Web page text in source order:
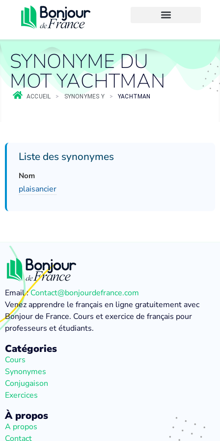
SYNONYME DU
MOT YACHTMAN
ACCUEIL > SYNONYMES Y > YACHTMAN
Liste des synonymes
Nom
plaisancier
Email :Contact@bonjourdefrance.com
Venez apprendre le français en ligne gratuitement avec
Bonjour de France. Cours et exercice de français pour
professeurs et étudiants.
Catégories
Cours
Synonymes
Conjugaison
Exercices
À propos
A propos
Contact